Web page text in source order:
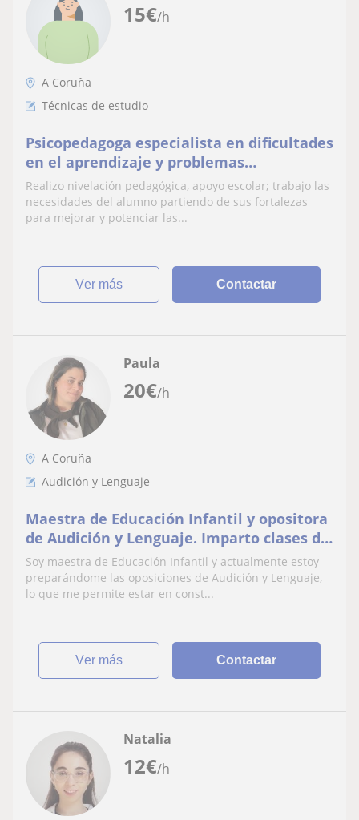
15€/h
A Coruña
Técnicas de estudio
Psicopedagoga especialista en dificultades
en el aprendizaje y problemas
emocionales
Realizo nivelación pedagógica, apoyo escolar; trabajo las
necesidades del alumno partiendo de sus fortalezas
para mejorar y potenciar las...
ver más Contactar
20€/h
Paula
A Coruña
Audición y Lenguaje
Maestra de Educación Infantil y opositora
de Audición y Lenguaje. Imparto clases de
refuerzo, estimulación del lenguaje…
Soy maestra de Educación Infantil y actualmente estoy
preparándome las oposiciones de Audición y Lenguaje,
lo que me permite estar en const...
ver más Contactar
12€/h
Natalia